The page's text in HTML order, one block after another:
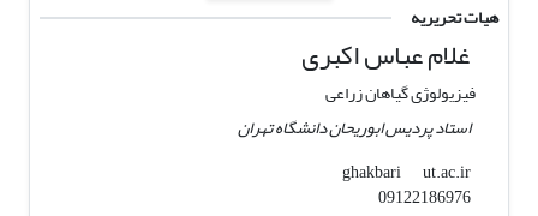
هیات تحریریه
غلام عباس اکبری
فیزیولوژی گیاهان زراعی
استاد پردیس ابوریحان دانشگاه تهران
ghakbari
ut.ac.ir
09122186976